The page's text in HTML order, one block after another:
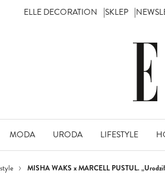
ELLE DECORATION SKLEP
MODA URODA LIFESTYLE
MISHA WAKS x MARCELL PUSTUL.